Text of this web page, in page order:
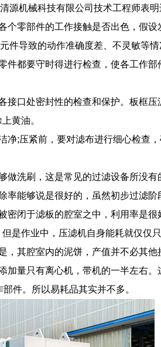
机械科技有限公司技术工程师表明
零部件的工作接触是否出色，假设
件导致的动作准确度差、不灵敏等情
都要守时得进行检查，使各工作部
口处密封性的检查和保护。板框压
黄油。
压紧前，要对滤布进行细心检查
刷，这是常见的过滤设备所没有
够说是很好的，虽然初步过滤阶
于滤板的腔室之中，利用率是很
是作业中，压滤机自身能耗就仅仅
其腔室内的泥饼，产值并不必其他
只有离心机，带机的一半左右。
件。所以易耗品其实并不多。